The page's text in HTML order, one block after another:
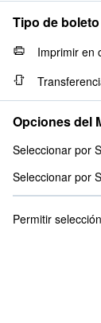
Tipo de boleto
Imprimir en
Opciones del
Seleccionar por
Seleccionar por
Permitir